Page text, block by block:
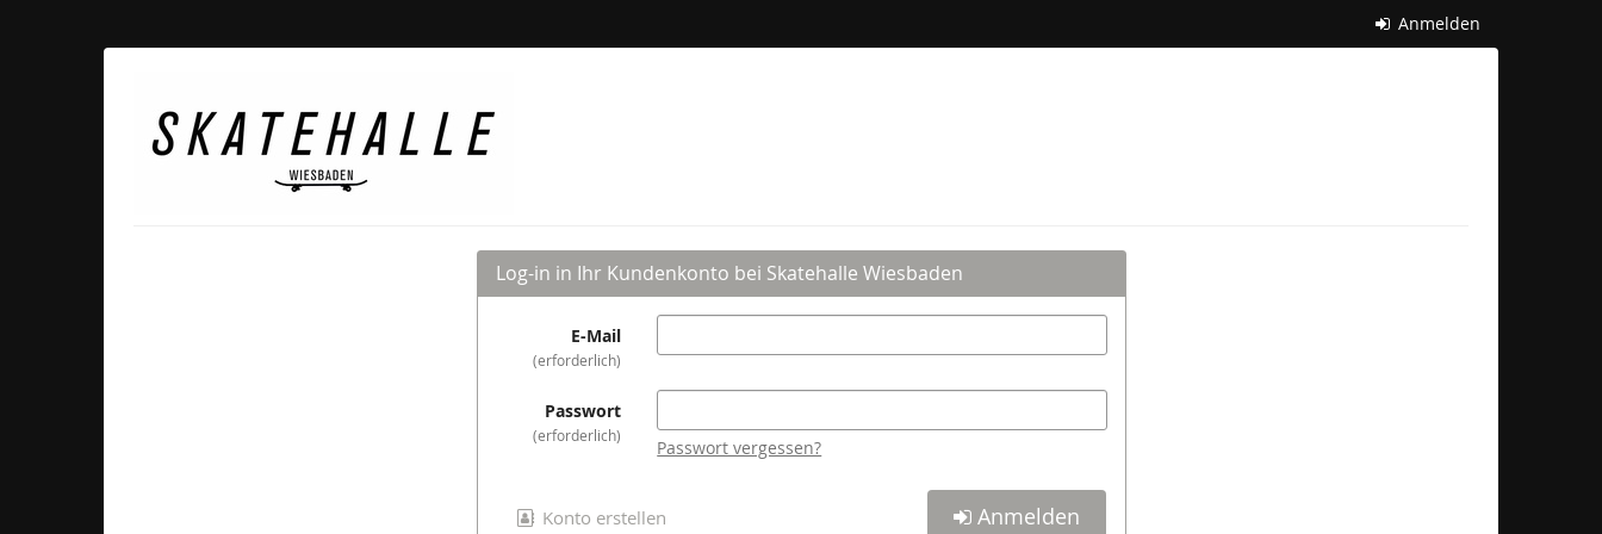
Anmelden
Skatehalle
Wiesbaden
Log-in in Ihr Kundenkonto bei Skatehalle Wiesbaden
E-Mail
erforderlich
Passwort
erforderlich
Passwort vergessen?
Konto erstellen Anmelden